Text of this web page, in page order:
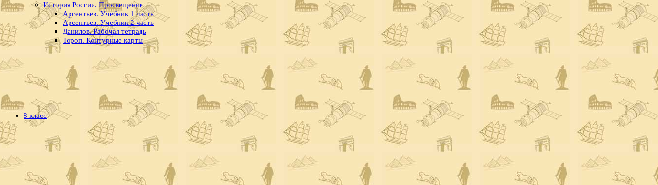
История России. Просвещение
Арсентьев. Учебник 1 часть
Арсентьев. Учебник 2 часть
Данилов. Рабочая тетрадь
Тороп. Контурные карты
8 класс